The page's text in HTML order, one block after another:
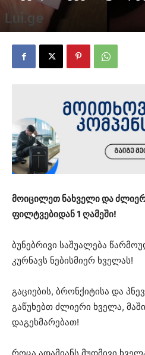
მოიცილეთ ნახველი და
ფილტვებიდან 1 ღამეში!
ბუნებრივი საშუალება
კურნავს ნებისმიერ ხველას!
გაციების, ბრონქიტისა და
გაწუხებთ ძლიერი ხველა,
დაგეხმარებათ!
როცა ადამიანს მუდმივი